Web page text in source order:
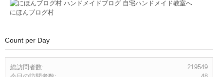
にほんブログ村
Count per Day
219549
総訪問者数: